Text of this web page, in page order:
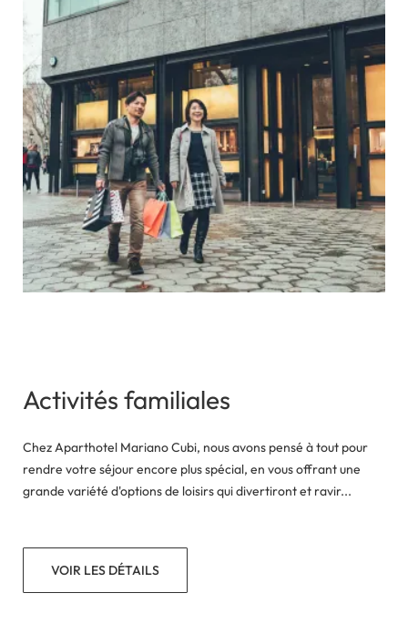
Activités familiales
Chez Aparthotel Mariano Cubi, nous avons pensé à tout pour
rendre votre séjour encore plus spécial, en vous offrant une
grande variété d'options de loisirs qui divertiront et ravir...
VOIR LES DÉTAILS